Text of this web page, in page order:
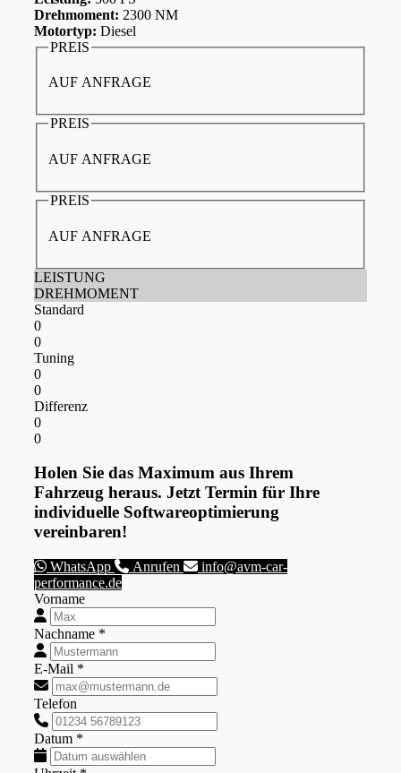
Drehmoment: 2300 NM
Motortyp: Diesel
PREIS
AUF ANFRAGE
PREIS
AUF ANFRAGE
PREIS
AUF ANFRAGE
LEISTUNG
DREHMOMENT
Standard
0
0
Tuning
0
0
Differenz
0
0
Holen Sie das Maximum aus Ihrem
Fahrzeug heraus. Jetzt Termin für Ihre
individuelle Softwareoptimierung
vereinbaren!
WhatsApp Anrufen
info@avm-car-
performance.de
Vorname
Nachname *
E-Mail *
Telefon
Datum *